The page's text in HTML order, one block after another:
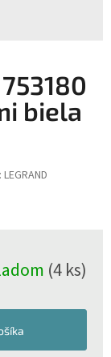
biela
LEGRAND
(4 ks)